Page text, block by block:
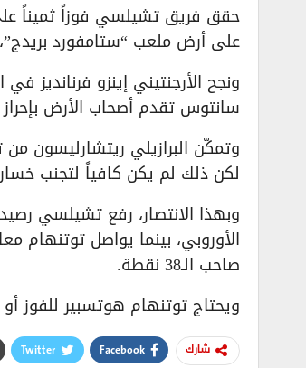
على أرض ملعب “ستامفورد بريدج”، لحساب منافسات
سانتوس تقدم أصحاب الأرض بإحراز
لكن ذلك لم يكن كافياً لتجنب
صاحب الـ38 نقطة.
ويحتاج توتنهام هوتسبير للفوز
شارك Facebook
Twitter